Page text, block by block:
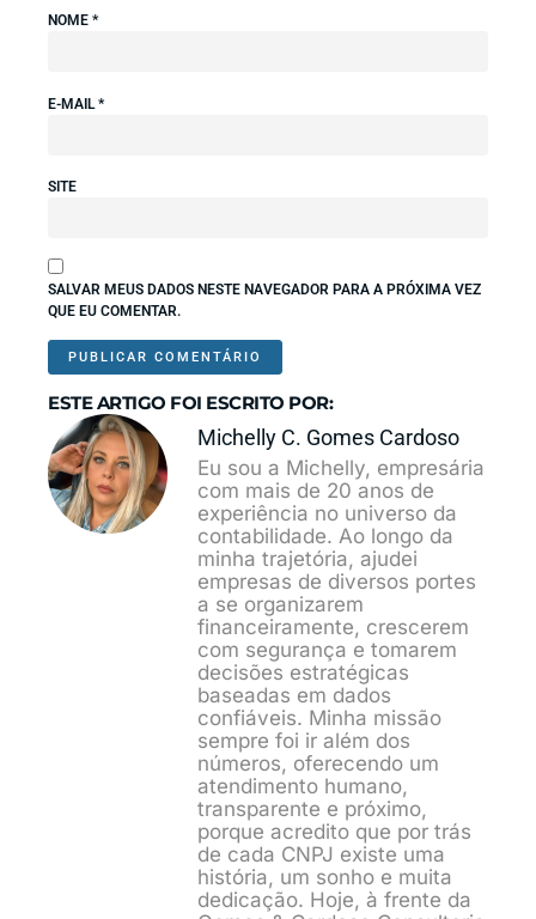
NOME *
E-MAIL *
SITE
SALVAR MEUS DADOS NESTE NAVEGADOR PARA A PRÓXIMA VEZ
QUE EU COMENTAR.
ESTE ARTIGO FOI ESCRITO POR:
Michelly C. Gomes Cardoso
Eu sou a Michelly, empresária
com mais de 20 anos de
experiência no universo da
contabilidade. Ao longo da
minha trajetória, ajudei
empresas de diversos portes
a se organizarem
financeiramente, crescerem
com segurança e tomarem
decisões estratégicas
baseadas em dados
confiáveis. Minha missão
sempre foi ir além dos
números, oferecendo um
atendimento humano,
transparente e próximo,
porque acredito que por trás
de cada CNPJ existe uma
história, um sonho e muita
dedicação. Hoje, à frente da